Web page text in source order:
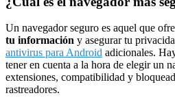
Un navegador seguro es aquel que
tu información y asegurar tu
antivirus para Android adicionales.
tener en cuenta a la hora de elegir un
extensiones, compatibilidad y
rastreadores.